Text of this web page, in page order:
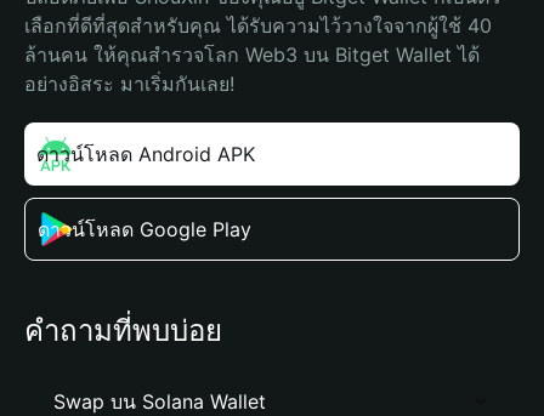
เลือกที่ดีที่สุดสำหรับคุณ ได้รับความไว้วางใจจากผู้ใช้ 40
ล้านคน ให้คุณสำรวจโลก Web3 บน Bitget Wallet ได้
อย่างอิสระ มาเริ่มกันเลย!
ดาวน์โหลด Android APK
ดาวน์โหลด Google Play
คำถามที่พบบ่อย
Swap บน Solana Wallet